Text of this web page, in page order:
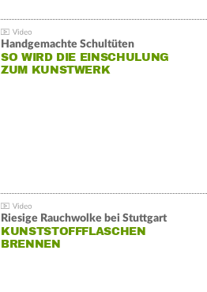
Handgemachte Schultüten
SO WIRD DIE EINSCHULUNG
ZUM KUNSTWERK
Riesige Rauchwolke bei Stuttgart
KUNSTSTOFFFLASCHEN
BRENNEN